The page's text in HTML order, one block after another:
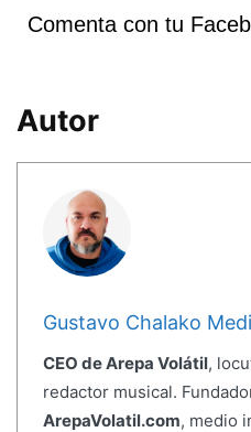
Comenta con tu
Autor
Gustavo Chalako
CEO de Arepa Volátil,
redactor musical.
ArepaVolatil.com, medio